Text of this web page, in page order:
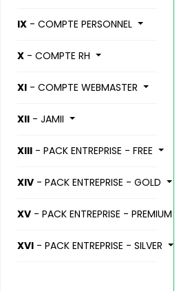
IX - COMPTE PERSONNEL
X - COMPTE RH
XI - COMPTE WEBMASTER
XII - JAMII
XIII - PACK ENTREPRISE - FREE
XIV - PACK ENTREPRISE - GOLD
XV - PACK ENTREPRISE - PREMIUM
XVI - PACK ENTREPRISE - SILVER